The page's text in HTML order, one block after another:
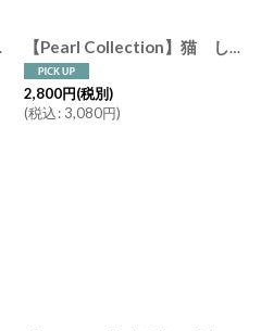
花 【Pearl Collection】猫 しっぽでハート 箸置き セット ねこ 黒猫 白猫 ネコ シェル パール 黒水牛 貝
2,800円(税別)
(税込: 3,080円)